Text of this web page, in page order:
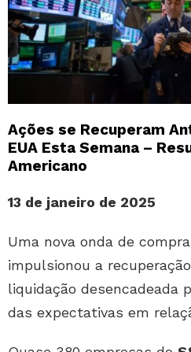
Ações se Recuperam
EUA Esta Semana –
Americano
13 de janeiro de 2025
Uma nova onda de
impulsionou a
liquidação desencadeada
das expectativas em